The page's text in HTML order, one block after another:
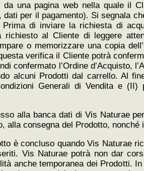
da una pagina web nella quale il
per il pagamento). Si segnala
di inviare la richiesta di
richiesto al Cliente di leggere
o memorizzare una copia
verifica il Cliente potrà
confermato l’Ordine d’Acquisto,
alcuni Prodotti dal carrello. Al
Generali di Vendita e (II)
alla banca dati di Vis Naturae
alla consegna del Prodotto,
è concluso quando Vis Naturae
Vis Naturae potrà non dar
anche temporanea dei Prodotti.